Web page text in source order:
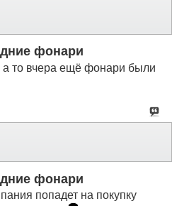
фонари
а то вчера ещё фонари были
фонари
попадет на покупку